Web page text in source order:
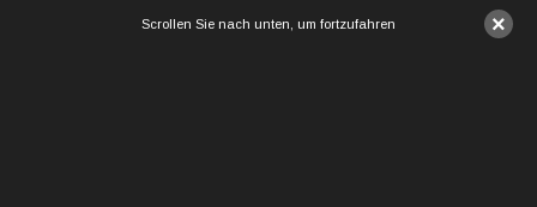
×
Scrollen Sie nach unten, um fortzufahren